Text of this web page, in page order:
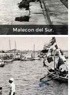
Malecon del Sur.